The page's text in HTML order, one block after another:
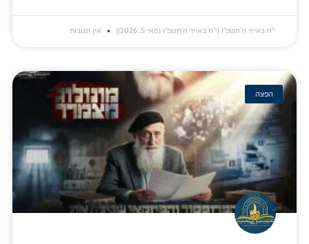
י״ח באייר ה׳תשפ״ו (י״ח באייר ה׳תשפ״ו (מאי 5, 2026)) אין תגובות
הפצה